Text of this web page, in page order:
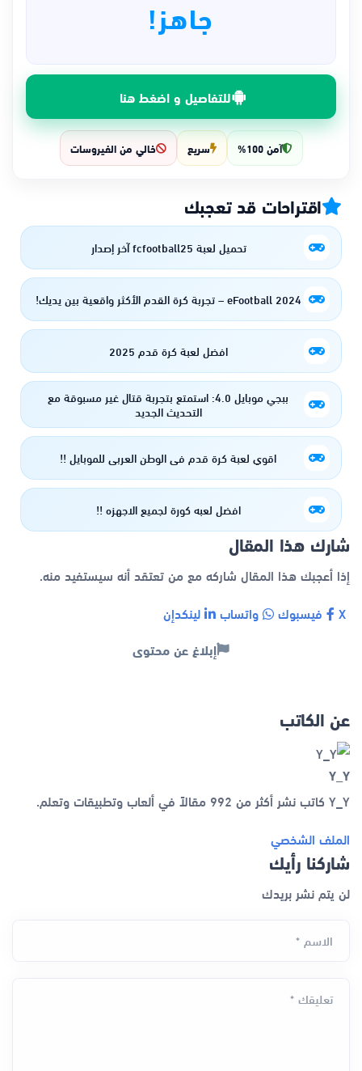
جاهز!
للتفاصيل و اضغط هنا
آمن 100% سريع خالي من الفيروسات
اقتراحات قد تعجبك
تحميل لعبة fcfootball25 آخر إصدار
eFootball 2024 – تجربة كرة القدم الأكثر واقعية بين يديك!
افضل لعبة كرة قدم 2025
ببجي موبايل 4.0: استمتع بتجربة قتال غير مسبوقة مع
التحديث الجديد
اقوي لعبة كرة قدم في الوطن العربي للموبايل !!
افضل لعبه كورة لجميع الاجهزه !!
شارك هذا المقال
إذا أعجبك هذا المقال شاركه مع من تعتقد أنه سيستفيد منه.
فيسبوك واتساب لينكدإن
إبلاغ عن محتوى
عن الكاتب
Y_Y
Y_Y كاتب نشر أكثر من 992 مقالاً في ألعاب وتطبيقات وتعلم.
الملف الشخصي
شاركنا رأيك
لن يتم نشر بريدك
الاسم *
تعليقك *